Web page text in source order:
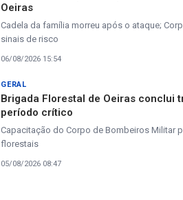
Oeiras
Cadela da família morreu após o ataque;
sinais de risco
06/08/2026 15:54
GERAL
Brigada Florestal de Oeiras conclui
período crítico
Capacitação do Corpo de Bombeiros Militar
florestais
05/08/2026 08:47